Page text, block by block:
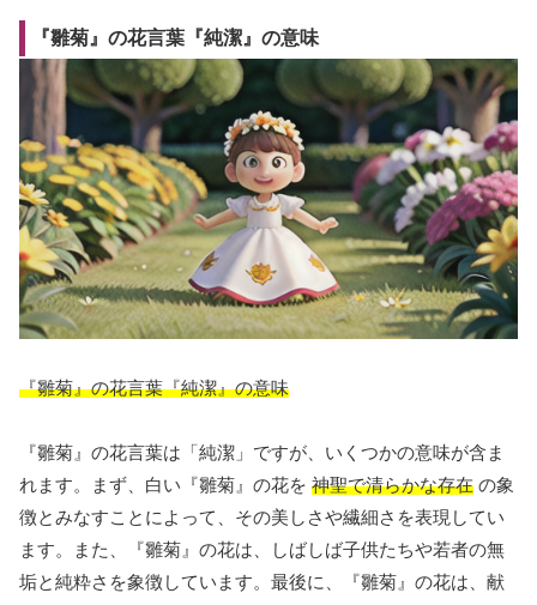
『雛菊』の花言葉『純潔』の意味
『雛菊』の花言葉『純潔』の意味
『雛菊』の花言葉は「純潔」ですが、いくつかの意味が含ま
れます。まず、白い『雛菊』の花を 神聖で清らかな存在 の象
徴とみなすことによって、その美しさや繊細さを表現してい
ます。また、『雛菊』の花は、しばしば子供たちや若者の無
垢と純粋さを象徴しています。最後に、『雛菊』の花は、献